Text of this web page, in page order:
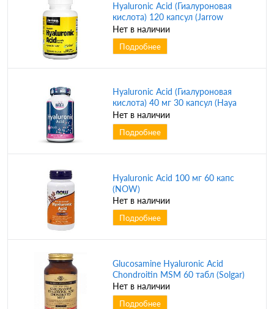
Hyaluronic Acid (Гиалуроновая
кислота) 120 капсул (Jarrow
Formulas)
Нет в наличии
Подробнее
Hyaluronic Acid (Гиалуроновая
кислота) 40 мг 30 капсул (Haya
Labs)
Нет в наличии
Подробнее
Hyaluronic Acid 100 мг 60 капс
(NOW)
Нет в наличии
Подробнее
Glucosamine Hyaluronic Acid
Chondroitin MSM 60 табл (Solgar)
Нет в наличии
Подробнее